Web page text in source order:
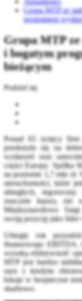
Grupa MTP ze
programem
Grupa MTP
i bogatym
bieżącym
Podziel się
Ponad 65 tysięcy
przełożyło się na
wydarzeń oraz
części Europy. Spółka
na poziomie 1,7 mln zł.
nieruchomości, które
ubiegłych,
znacznie lepszy, niż
Międzynarodowe
swoją pozycję jako lider
Ubiegły rok
finansowego EBITDA,
wysoką efektywność
MTP jest bardzo
razu z kredytu
lokuje w bezpieczne
skarbowe.